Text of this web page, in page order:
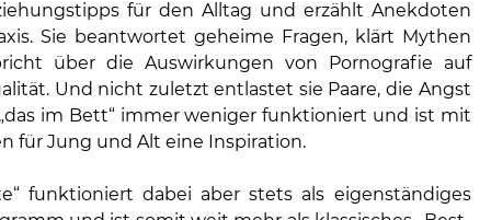
für den Alltag und erzählt Anekdoten
Sie beantwortet geheime Fragen, klärt Mythen
über die Auswirkungen von Pornografie auf
Und nicht zuletzt entlastet sie Paare, die Angst
im Bett“ immer weniger funktioniert und ist mit
für Jung und Alt eine Inspiration.
funktioniert dabei aber stets als eigenständiges